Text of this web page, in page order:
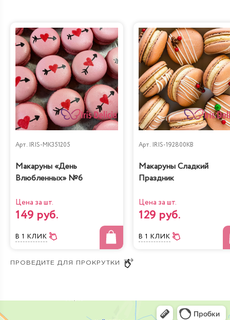
Арт. IRIS-MK351205
Макаруны «День
Влюбленных» №6
Цена за шт.
149 руб.
В 1 КЛИК
Арт. IRIS-192800KB
Макаруны Сладкий
Праздник
Цена за шт.
129 руб.
В 1 КЛИК